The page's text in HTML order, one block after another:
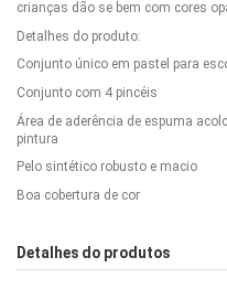
crianças dão se bem com cores
Detalhes do produto:
Conjunto único em pastel para
Conjunto com 4 pincéis
Área de aderência de espuma
pintura
Pelo sintético robusto e macio
Boa cobertura de cor
Detalhes do produtos